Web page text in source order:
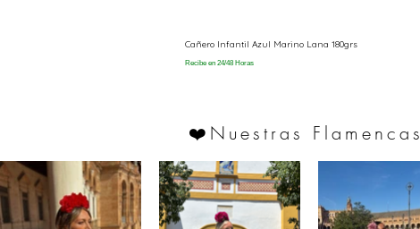
Cañero Infantil Azul Marino Lana 180grs
Recibe en 24/48 Horas
❤️ Nuestras Flamencas